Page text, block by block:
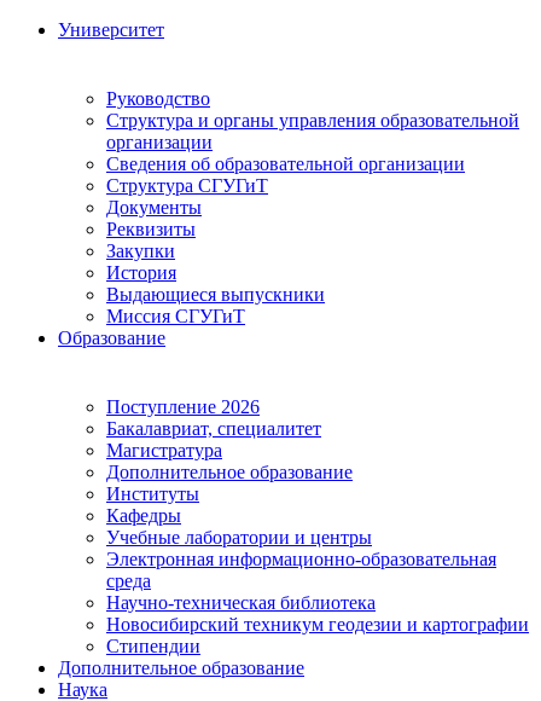
Университет
Руководство
Структура и органы управления образовательной
организации
Сведения об образовательной организации
Структура СГУГиТ
Документы
Реквизиты
Закупки
История
Выдающиеся выпускники
Миссия СГУГиТ
Образование
Поступление 2026
Бакалавриат, специалитет
Магистратура
Дополнительное образование
Институты
Кафедры
Учебные лаборатории и центры
Электронная информационно-образовательная
среда
Научно-техническая библиотека
Новосибирский техникум геодезии и картографии
Стипендии
Дополнительное образование
Наука